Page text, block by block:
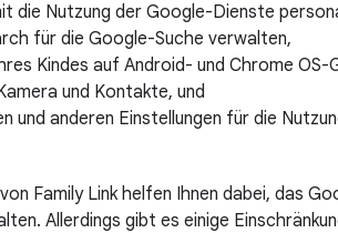
die Nutzung der Google-Dienste
für die Google-Suche verwalten,
Kindes auf Android- und Chrome
und Kontakte, und
und anderen Einstellungen für die
Family Link helfen Ihnen dabei, das
Allerdings gibt es einige